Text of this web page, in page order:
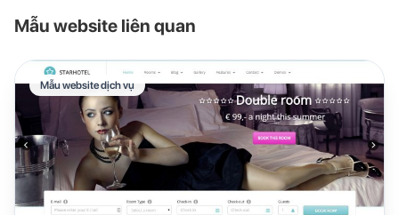
Mẫu website liên quan
Mẫu website dịch vụ